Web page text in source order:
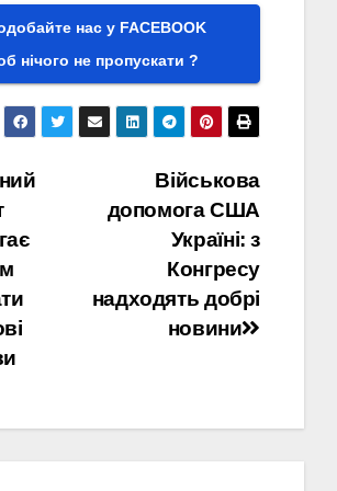
нас у FACEBOOK
нічого не пропускати ?
Військова
допомога США
Україні: з
Конгресу
надходять добрі
новини